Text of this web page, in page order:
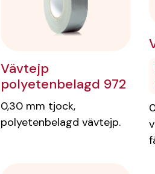
Vävtejp
polyetenbelagd 972
0,30 mm tjock,
polyetenbelagd vävtejp.